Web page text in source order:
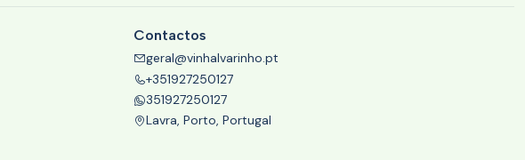
Contactos
geral@vinhalvarinho.pt
+351927250127
351927250127
Lavra, Porto, Portugal